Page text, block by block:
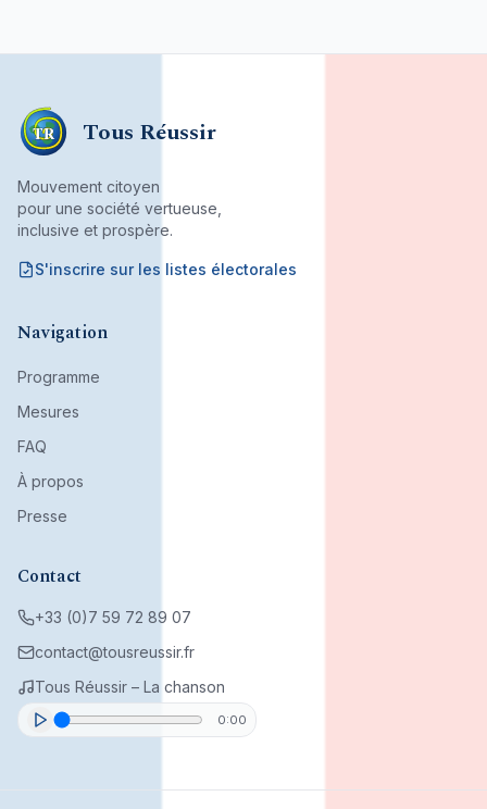
TR Tous Réussir
Mouvement citoyen
pour une société vertueuse,
inclusive et prospère.
S'inscrire sur les listes électorales
Navigation
Programme
Mesures
FAQ
À propos
Presse
Contact
+33 (0)7 59 72 89 07
contact@tousreussir.fr
Tous Réussir – La chanson
0:00